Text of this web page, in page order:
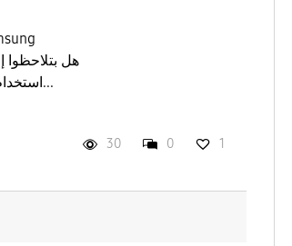
استخدام خفيف جداً زي (الكتابة في محادثة أو تصفح...
30 0 1